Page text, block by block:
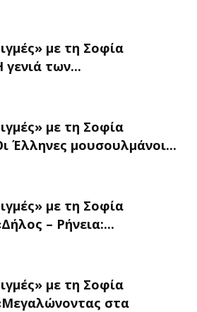
με τη Σοφία
των...
με τη Σοφία
Έλληνες μουσουλμάνοι...
με τη Σοφία
– Ρήνεια:...
με τη Σοφία
στα